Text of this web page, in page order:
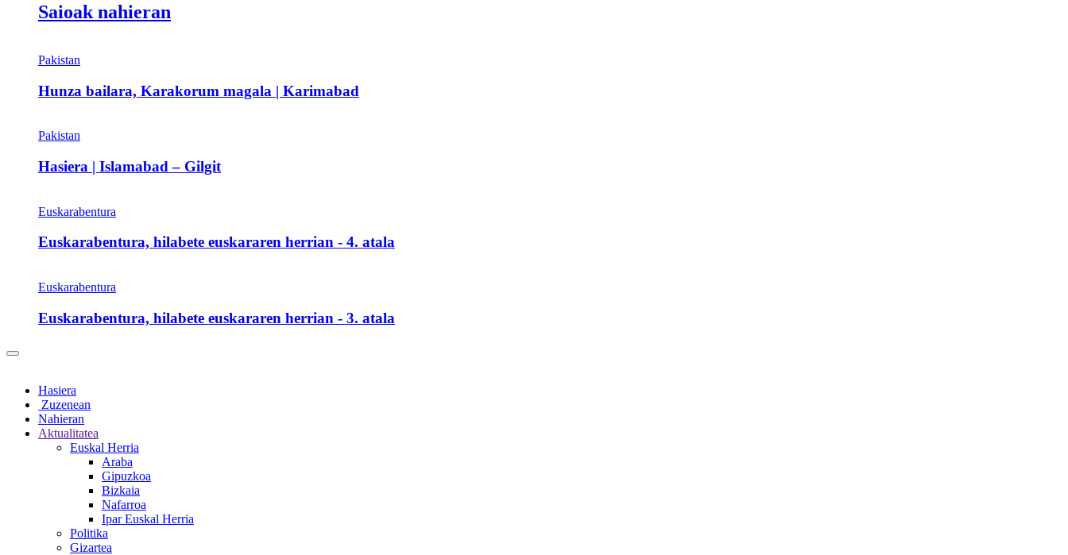
Saioak nahieran
Pakistan
Hunza bailara, Karakorum magala | Karimabad
Pakistan
Hasiera | Islamabad – Gilgit
Euskarabentura
Euskarabentura, hilabete euskararen herrian - 4. atala
Euskarabentura
Euskarabentura, hilabete euskararen herrian - 3. atala
Hasiera
Zuzenean
Nahieran
Aktualitatea
Euskal Herria
Araba
Gipuzkoa
Bizkaia
Nafarroa
Ipar Euskal Herria
Politika
Gizartea